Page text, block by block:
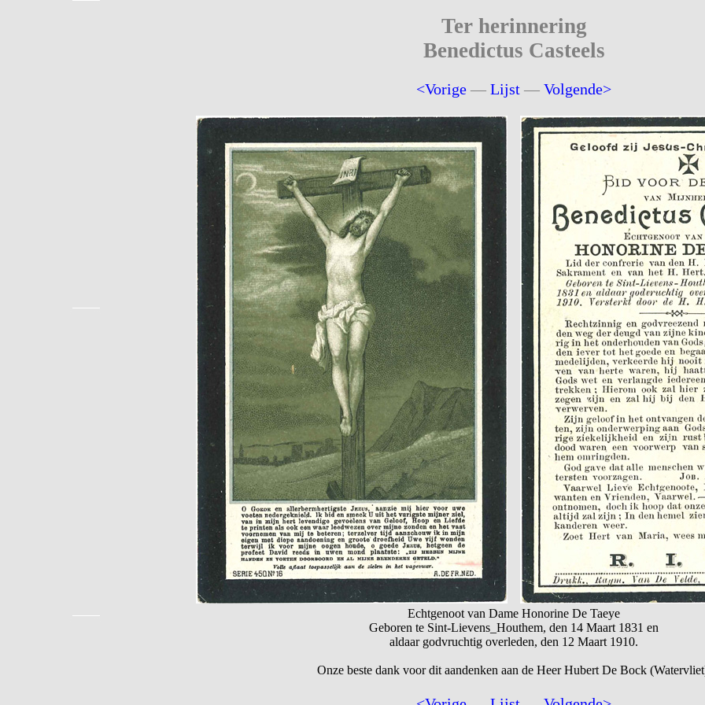
Ter herinnering
Benedictus Casteels
<Vorige —Lijst —Volgende>
Echtgenoot van Dame Honorine De Taeye
Geboren te Sint-Lievens_Houthem, den 14 Maart 1831 en
aldaar godvruchtig overleden, den 12 Maart 1910.
Onze beste dank voor dit aandenken aan de Heer Hubert De Bock